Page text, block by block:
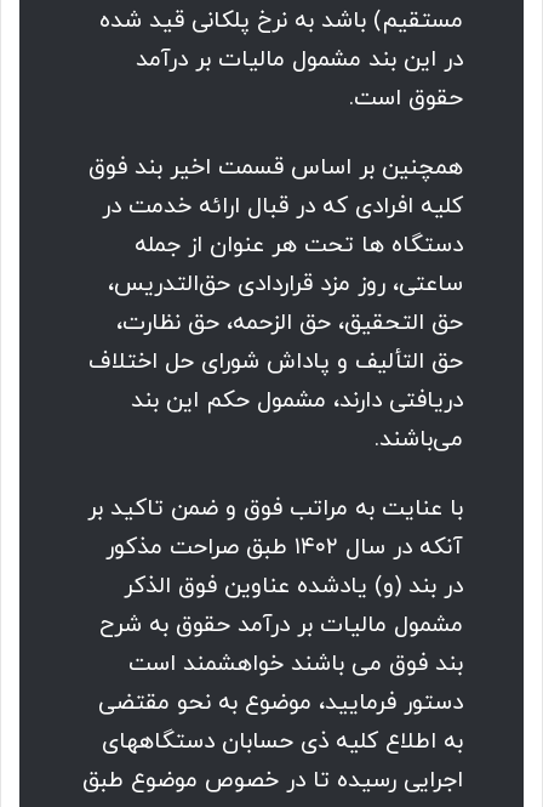
مستقیم) باشد به نرخ پلکانی قید شده
در این بند مشمول مالیات بر درآمد
حقوق است.
همچنین بر اساس قسمت اخیر بند فوق
کلیه افرادی که در قبال ارائه خدمت در
دستگاه ها تحت هر عنوان از جمله
ساعتی، روز مزد قراردادی حق‌التدریس،
حق التحقیق، حق الزحمه، حق نظارت،
حق التألیف و پاداش شورای حل اختلاف
دریافتی دارند، مشمول حکم این بند
می‌باشند.
با عنایت به مراتب فوق و ضمن تاکید بر
آنکه در سال ۱۴۰۲ طبق صراحت مذکور
در بند (و) یادشده عناوین فوق الذکر
مشمول مالیات بر درآمد حقوق به شرح
بند فوق می باشند خواهشمند است
دستور فرمایید، موضوع به نحو مقتضی
به اطلاع کلیه ذی حسابان دستگاههای
اجرایی رسیده تا در خصوص موضوع طبق